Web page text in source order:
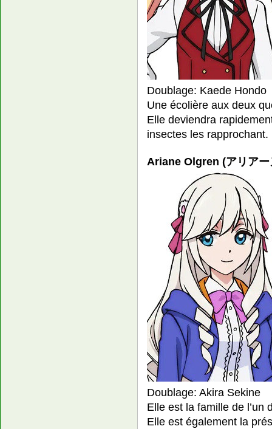
Doublage: Kaede Hondo
Une écolière aux deux
Elle deviendra
insectes les rapprochant.
Ariane Olgren (アリア
Doublage: Akira Sekine
Elle est la famille de l’un
Elle est également la